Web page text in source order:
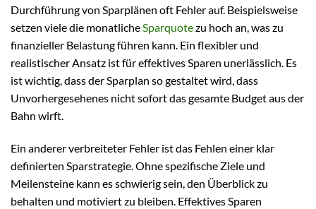
Durchführung von Sparplänen oft Fehler auf. Beispielsweise
setzen viele die monatlicheSparquotezu hoch an, was zu
finanzieller Belastung führen kann. Ein flexibler und
realistischer Ansatz ist für effektives Sparen unerlässlich. Es
ist wichtig, dass der Sparplan so gestaltet wird, dass
Unvorhergesehenes nicht sofort das gesamte Budget aus der
Bahn wirft.
Ein anderer verbreiteter Fehler ist das Fehlen einer klar
definierten Sparstrategie. Ohne spezifische Ziele und
Meilensteine kann es schwierig sein, den Überblick zu
behalten und motiviert zu bleiben. Effektives Sparen